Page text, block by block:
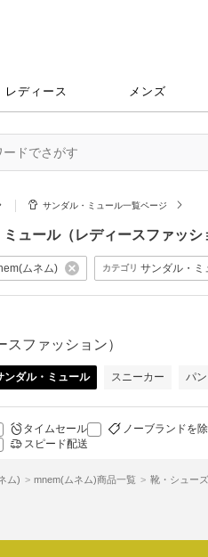
レディース メンズ
サンダル・ミュール一覧ページ
ュール（レディースファッシ
ムネム) カテゴリ サンダル・ミ
ファッション）
ンダル・ミュール スニーカー パ
タイムセール ノーブランドを除
スピード配送
ム) mnem(ムネム)商品一覧 靴・シューズ